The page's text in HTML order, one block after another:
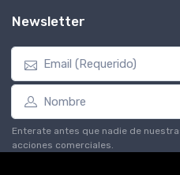
Newsletter
Enterate antes que nadie de
acciones comerciales.